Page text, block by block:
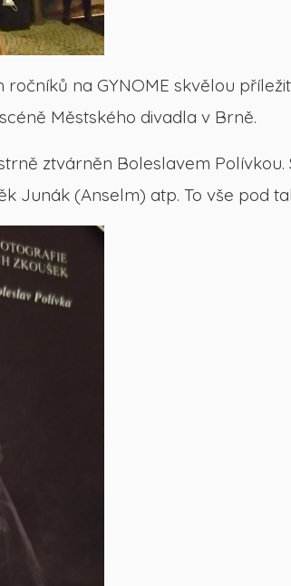
ročníků na GYNOME skvělou
Městského divadla v Brně.
ztvárněn Boleslavem
Junák (Anselm) atp. To vše pod